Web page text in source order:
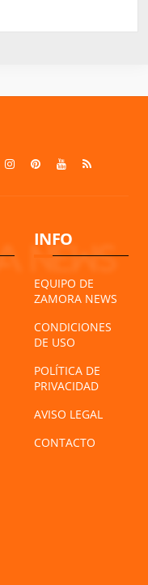
INFO
EQUIPO DE
ZAMORA NEWS
CONDICIONES
DE USO
POLÍTICA DE
PRIVACIDAD
AVISO LEGAL
CONTACTO